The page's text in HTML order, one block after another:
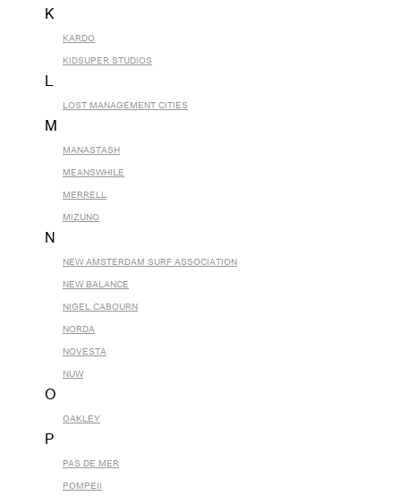
K
KARDO
KIDSUPER STUDIOS
L
LOST MANAGEMENT CITIES
M
MANASTASH
MEANSWHILE
MERRELL
MIZUNO
N
NEW AMSTERDAM SURF ASSOCIATION
NEW BALANCE
NIGEL CABOURN
NORDA
NOVESTA
NUW
O
OAKLEY
P
PAS DE MER
POMPEII